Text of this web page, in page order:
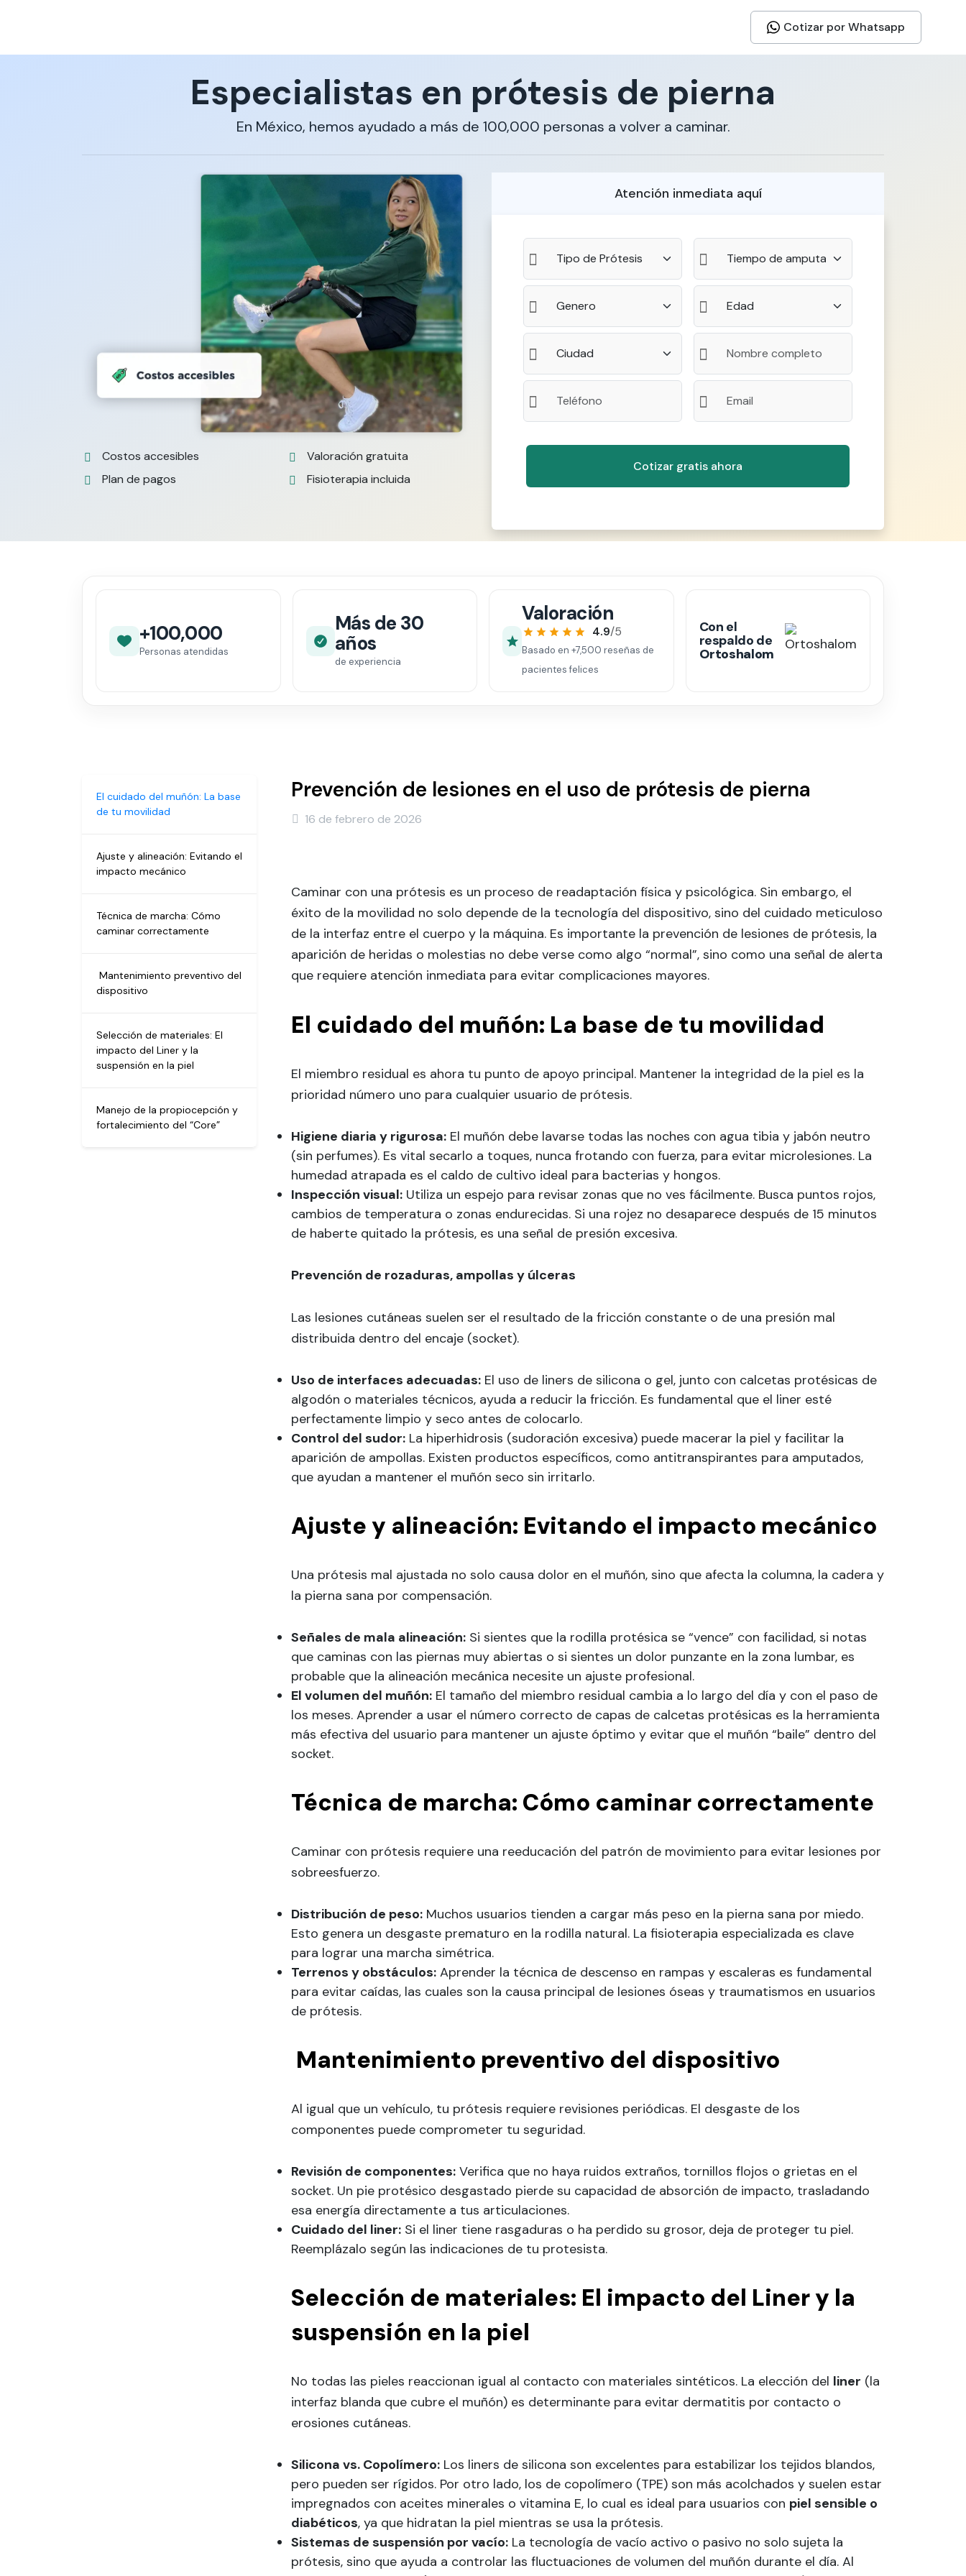
Cotizar por Whatsapp
Especialistas en prótesis de pierna
En México, hemos ayudado a más de 100,000 personas a volver a caminar.
Costos accesibles
Plan de pagos
Valoración gratuita
Fisioterapia incluida
Atención inmediata aquí
+100,000
Personas atendidas
Más de 30
años
de experiencia
Valoración
4.9/5
Basado en+7,500 reseñas de
pacientes felices
Con el
respaldo de
Ortoshalom
Prevención de lesiones en el uso de prótesis de pierna
16 de febrero de 2026
Caminar con una prótesis es un proceso de readaptación física y psicológica. Sin embargo, el
éxito de la movilidad no solo depende de la tecnología del dispositivo, sino del cuidado meticuloso
de la interfaz entre el cuerpo y la máquina. Es importante la prevención de lesiones de prótesis, la
aparición de heridas o molestias no debe verse como algo “normal”, sino como una señal de alerta
que requiere atención inmediata para evitar complicaciones mayores.
El cuidado del muñón: La base de tu movilidad
El miembro residual es ahora tu punto de apoyo principal. Mantener la integridad de la piel es la
prioridad número uno para cualquier usuario de prótesis.
Higiene diaria y rigurosa: El muñón debe lavarse todas las noches con agua tibia y jabón neutro
(sin perfumes). Es vital secarlo a toques, nunca frotando con fuerza, para evitar microlesiones. La
humedad atrapada es el caldo de cultivo ideal para bacterias y hongos.
Inspección visual: Utiliza un espejo para revisar zonas que no ves fácilmente. Busca puntos rojos,
cambios de temperatura o zonas endurecidas. Si una rojez no desaparece después de 15 minutos
de haberte quitado la prótesis, es una señal de presión excesiva.
Prevención de rozaduras, ampollas y úlceras
Las lesiones cutáneas suelen ser el resultado de la fricción constante o de una presión mal
distribuida dentro del encaje (socket).
Uso de interfaces adecuadas: El uso de liners de silicona o gel, junto con calcetas protésicas de
algodón o materiales técnicos, ayuda a reducir la fricción. Es fundamental que el liner esté
perfectamente limpio y seco antes de colocarlo.
Control del sudor: La hiperhidrosis (sudoración excesiva) puede macerar la piel y facilitar la
aparición de ampollas. Existen productos específicos, como antitranspirantes para amputados,
que ayudan a mantener el muñón seco sin irritarlo.
Ajuste y alineación: Evitando el impacto mecánico
Una prótesis mal ajustada no solo causa dolor en el muñón, sino que afecta la columna, la cadera y
la pierna sana por compensación.
Señales de mala alineación: Si sientes que la rodilla protésica se “vence” con facilidad, si notas
que caminas con las piernas muy abiertas o si sientes un dolor punzante en la zona lumbar, es
probable que la alineación mecánica necesite un ajuste profesional.
El volumen del muñón: El tamaño del miembro residual cambia a lo largo del día y con el paso de
los meses. Aprender a usar el número correcto de capas de calcetas protésicas es la herramienta
más efectiva del usuario para mantener un ajuste óptimo y evitar que el muñón “baile” dentro del
socket.
Técnica de marcha: Cómo caminar correctamente
Caminar con prótesis requiere una reeducación del patrón de movimiento para evitar lesiones por
sobreesfuerzo.
Distribución de peso: Muchos usuarios tienden a cargar más peso en la pierna sana por miedo.
Esto genera un desgaste prematuro en la rodilla natural. La fisioterapia especializada es clave
para lograr una marcha simétrica.
Terrenos y obstáculos: Aprender la técnica de descenso en rampas y escaleras es fundamental
para evitar caídas, las cuales son la causa principal de lesiones óseas y traumatismos en usuarios
de prótesis.
Mantenimiento preventivo del dispositivo
Al igual que un vehículo, tu prótesis requiere revisiones periódicas. El desgaste de los
componentes puede comprometer tu seguridad.
Revisión de componentes: Verifica que no haya ruidos extraños, tornillos flojos o grietas en el
socket. Un pie protésico desgastado pierde su capacidad de absorción de impacto, trasladando
esa energía directamente a tus articulaciones.
Cuidado del liner: Si el liner tiene rasgaduras o ha perdido su grosor, deja de proteger tu piel.
Reemplázalo según las indicaciones de tu protesista.
Selección de materiales: El impacto del Liner y la
suspensión en la piel
No todas las pieles reaccionan igual al contacto con materiales sintéticos. La elección del liner (la
interfaz blanda que cubre el muñón) es determinante para evitar dermatitis por contacto o
erosiones cutáneas.
Silicona vs. Copolímero: Los liners de silicona son excelentes para estabilizar los tejidos blandos,
pero pueden ser rígidos. Por otro lado, los de copolímero (TPE) son más acolchados y suelen estar
impregnados con aceites minerales o vitamina E, lo cual es ideal para usuarios con piel sensible o
diabéticos, ya que hidratan la piel mientras se usa la prótesis.
Sistemas de suspensión por vacío: La tecnología de vacío activo o pasivo no solo sujeta la
prótesis, sino que ayuda a controlar las fluctuaciones de volumen del muñón durante el día. Al
El cuidado del muñón: La base
de tu movilidad
Ajuste y alineación: Evitando el
impacto mecánico
Técnica de marcha: Cómo
caminar correctamente
Mantenimiento preventivo del
dispositivo
Selección de materiales: El
impacto del Liner y la
suspensión en la piel
Manejo de la propiocepción y
fortalecimiento del “Core”